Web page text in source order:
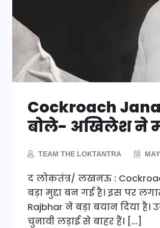
Cockroach
बोले- अखिलेश ने
TEAM THE LOKTANTRA
द लोकतंत्र/ लखनऊ :
बड़ा मुद्दा बन गई है। इस पर
Rajbhar ने बड़ा बयान दिया
चुनावी लड़ाई से बाहर हैं। […]